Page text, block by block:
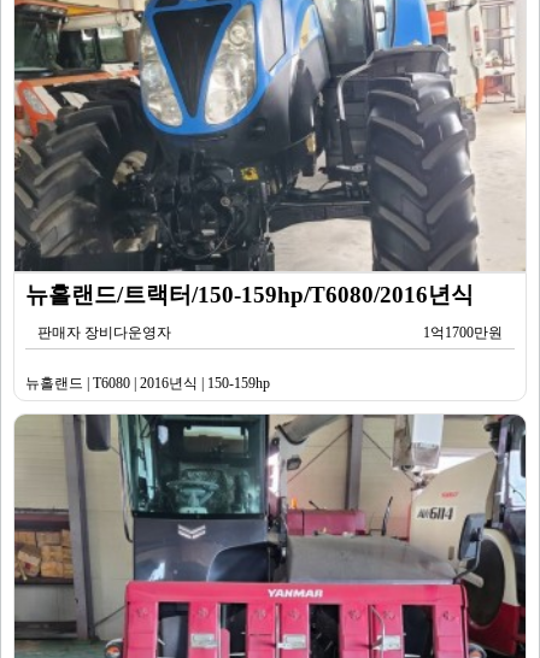
뉴홀랜드/트랙터/150-159hp/T6080/2016년식
판매자 장비다운영자 1억1700만원
뉴홀랜드 | T6080 | 2016년식 | 150-159hp